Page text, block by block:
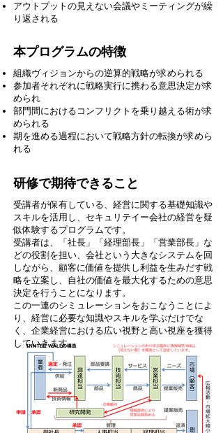
アウトプットの見えない会議やミーティングが繰
り返される
本プログラムの特徴
組織ヴィジョンからの逆算的戦略が求められる
参加者それぞれに戦略実行に携わる意思決定が求
められ
部門間におけるコンフリクトを乗り越える術が求
められる
期を進める過程において戦略方針の転換が求めら
れる
研修で期待できること
受講者が保有している、経営に関する基礎知識や
スキルを活用し、セキュリテイー会社の経営を疑
似体験するプログラムです。
受講者は、「社長」「経理部長」「営業部長」な
どの役割を担い、会社という大きなシステムを回
しながら、顧客に価値を提供し利益を生みだす戦
略を立案し、自社の価値を最大化するための意思
決定を行うことになります。
この一連のシミュレーションをおこなうことによ
り、経営に必要な知識やスキルを学ぶだけでな
く、企業経営における広い視野と高い視座を獲得
していきます。